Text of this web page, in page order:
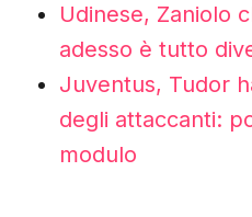
Udinese, Zaniolo
adesso è tutto
Juventus, Tudor
degli attaccanti:
modulo